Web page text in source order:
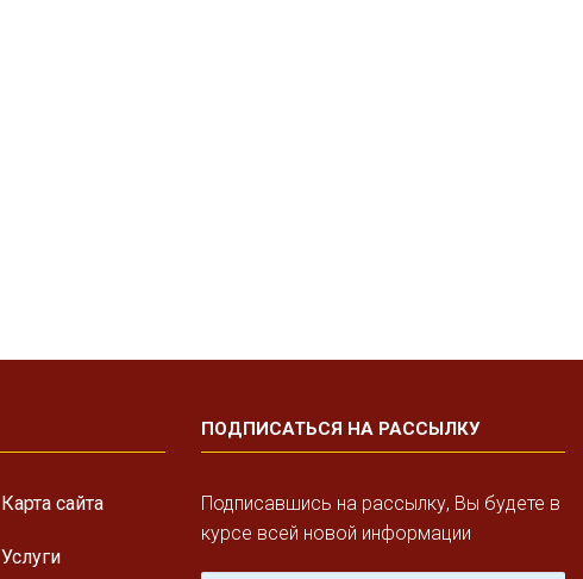
Карта сайта
Услуги
ПОДПИСАТЬСЯ НА РАССЫЛКУ
Подписавшись на рассылку, Вы будете в
курсе всей новой информации